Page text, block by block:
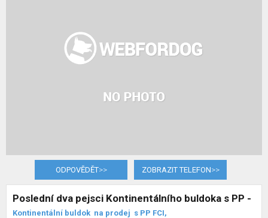
ODPOVĚDĚT>> ZOBRAZIT TELEFON>>
Poslední dva pejsci Kontinentálního buldoka s PP -
Kontinentální buldok na prodej s PP FCI,